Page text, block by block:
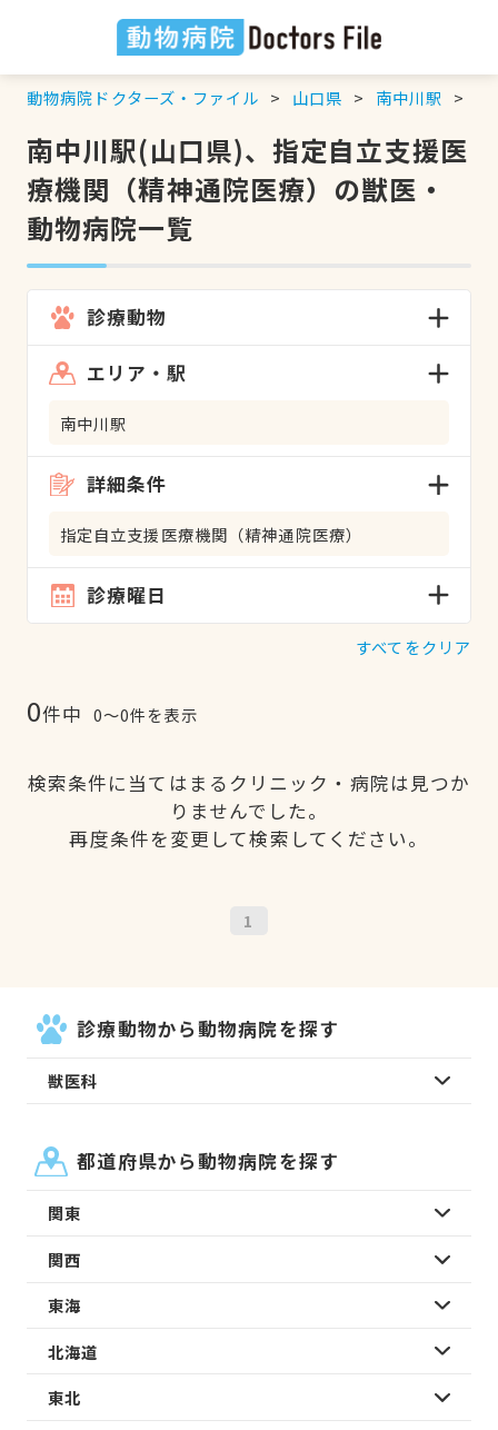
動物病院ドクターズ・ファイル 山口県 南中川駅
南中川駅(山口県)、指定自立支援医
療機関（精神通院医療）の獣医・
動物病院一覧
診療動物
エリア・駅
南中川駅
詳細条件
指定自立支援医療機関（精神通院医療）
診療曜日
すべてをクリア
0件中 0〜0件を表示
検索条件に当てはまるクリニック・病院は見つか
りませんでした。
再度条件を変更して検索してください。
1
診療動物から動物病院を探す
獣医科
都道府県から動物病院を探す
関東
関西
東海
北海道
東北